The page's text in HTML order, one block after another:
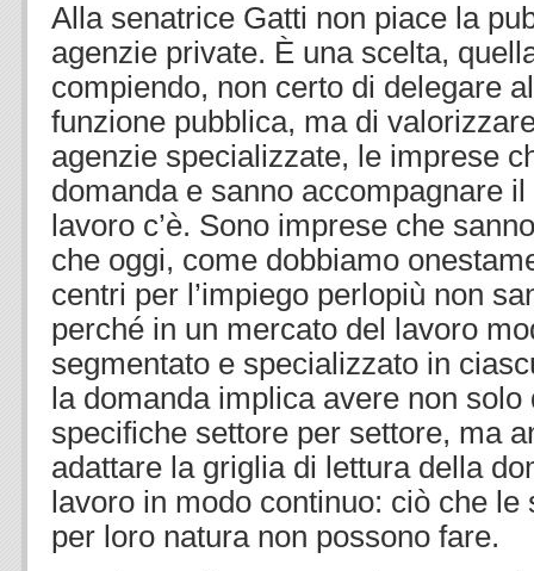
Alla senatrice Gatti non piace la
agenzie private. È una scelta,
compiendo, non certo di delegare
funzione pubblica, ma di
agenzie specializzate, le imprese
domanda e sanno accompagnare
lavoro c’è. Sono imprese che
che oggi, come dobbiamo
centri per l’impiego perlopiù non
perché in un mercato del lavoro
segmentato e specializzato in
la domanda implica avere non
specifiche settore per settore, ma
adattare la griglia di lettura della
lavoro in modo continuo: ciò che
per loro natura non possono fare.